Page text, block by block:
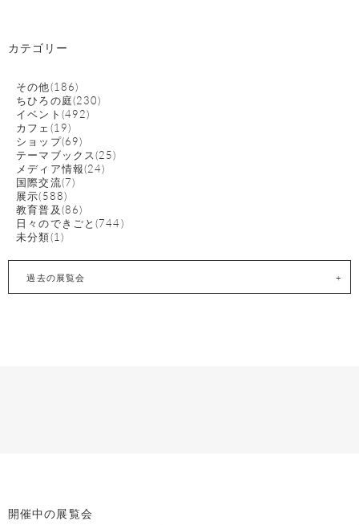
カテゴリー
その他(186)
ちひろの庭(230)
イベント(492)
カフェ(19)
ショップ(69)
テーマブックス(25)
メディア情報(24)
国際交流(7)
展示(588)
教育普及(86)
日々のできごと(744)
未分類(1)
過去の展覧会
開催中の展覧会